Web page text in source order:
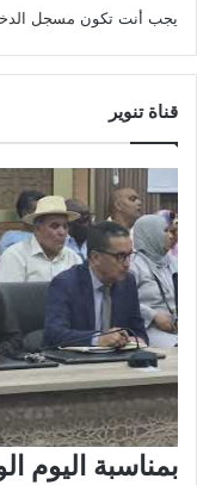
يجب أنت تكون مسجل
قناة تنوير
بمناسبة اليوم